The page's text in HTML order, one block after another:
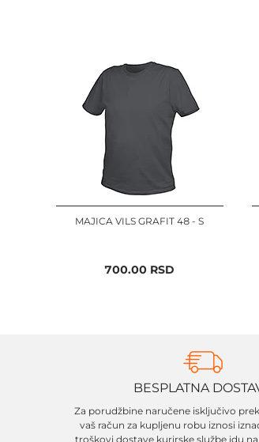
MAJICA VILS GRAFIT 48 - S
700.00 RSD
BESPLATNA
Za porudžbine naručene isključivo
vaš račun za kupljenu robu iznosi
troškovi dostave kurirske službe idu